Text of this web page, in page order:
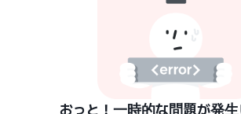
おっと！一時的な問題が発生